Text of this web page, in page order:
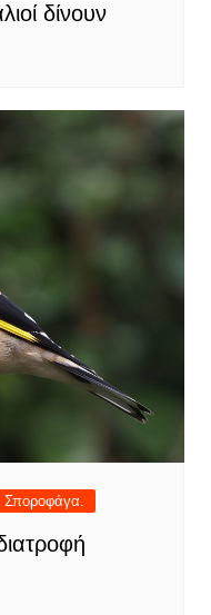
δίνουν
Σποροφάγα.